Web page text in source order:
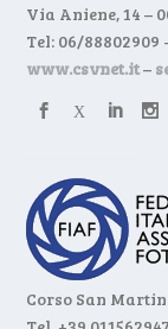
Via Aniene, 14 –
Tel: 06/88802909
www.csvnet.it–
Corso San